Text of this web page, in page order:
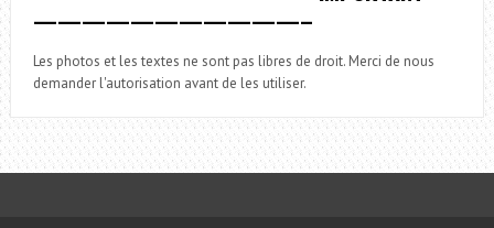
———————————–
Les photos et les textes ne sont pas libres de droit. Merci de nous
demander l'autorisation avant de les utiliser.